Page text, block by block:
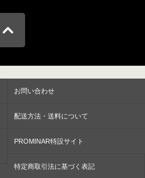
お問い合わせ
配送方法・送料について
PROMINAR特設サイト
特定商取引法に基づく表記